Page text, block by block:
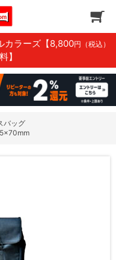
カラーズ 【8,800円（税込）
】
バッグ